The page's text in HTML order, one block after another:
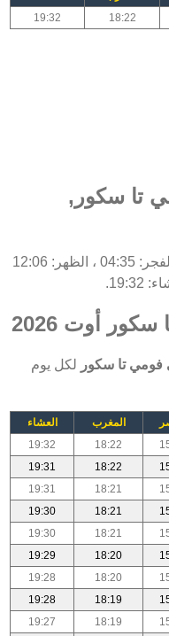
18:22
19:32
تا سكور,
لهذا اليوم : الفجر: 04:35 ، الظهر: 12:06
أوت 2026
فومي تا سكور لكل يوم
المغرب
العشاء
18:22
19:32
18:22
19:31
18:21
19:31
18:21
19:30
18:21
19:30
18:20
19:29
18:20
19:28
18:19
19:28
18:19
19:27